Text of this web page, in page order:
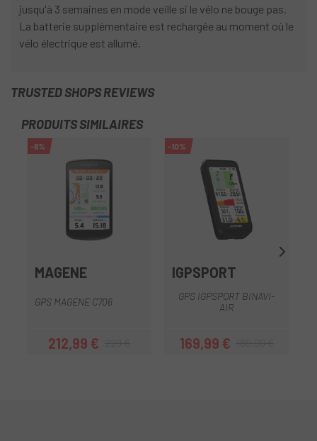
jusqu'à 3 semaines en mode veille si le vélo ne bouge pas.
La batterie supplémentaire est rechargée au moment où le
vélo électrique est allumé.
TRUSTED SHOPS REVIEWS
PRODUITS SIMILAIRES
-6%
MAGENE
GPS MAGENE C706
Prix
212,99 €Prix habituel
-10%
IGPSPORT
GPS IGPSPORT BINAVI-
AIR
Prix
169,99 €Prix habituel